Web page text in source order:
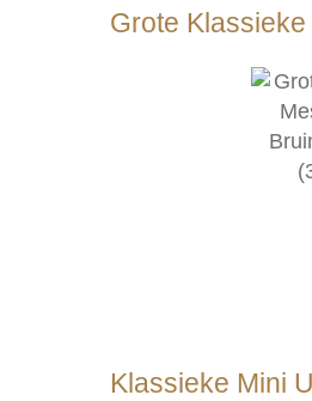
Grote
Klassieke Mini